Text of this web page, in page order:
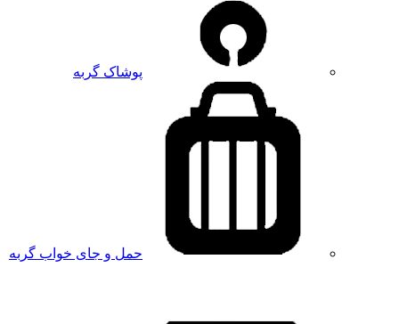
پوشاک گربه
حمل و جای خواب گربه